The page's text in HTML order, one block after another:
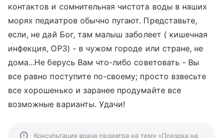
контактов и сомнительная чистота воды в наших
морях педиатров обычно пугают. Представьте,
если, не дай Бог, там малыш заболеет ( кишечная
инфекция, ОРЗ) - в чужом городе или стране, не
дома...Не берусь Вам что-либо советовать - Вы
все равно поступите по-своему; просто взвесьте
все хорошенько и заранее продумайте все
возможные варианты. Удачи!
Консультация врача педиатра на тему «Поездка на